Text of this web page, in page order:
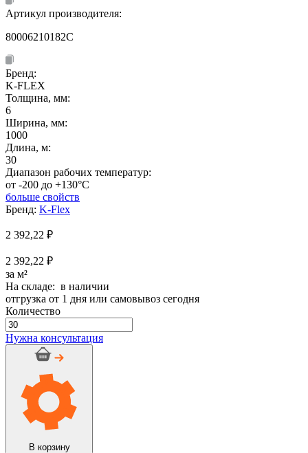
Артикул производителя:
80006210182C
Бренд:
K-FLEX
Толщина, мм:
6
Ширина, мм:
1000
Длина, м:
30
Диапазон рабочих температур:
от -200 до +130°C
больше свойств
Бренд: K-Flex
2 392,22 ₽
2 392,22 ₽
за м²
На складе: в наличии
отгрузка от 1 дня или самовывоз сегодня
Количество
Количество
товара
Рулон
ECO
06/1000-
Нужна консультация
В корзину